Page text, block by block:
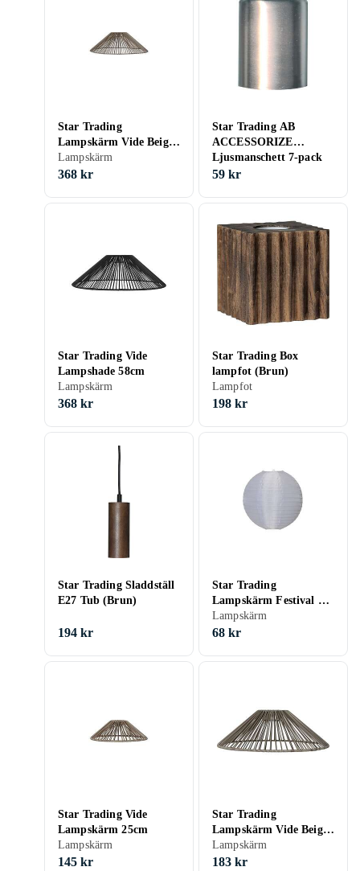
Star Trading
Lampskärm Vide Beige
(58 cm)
Lampskärm
368 kr
Star Trading AB
ACCESSORIZE
Ljusmanschett 7-pack
Borstad stålhylsa
59 kr
Star Trading Vide
Lampshade 58cm
Lampskärm
368 kr
Star Trading Box
lampfot (Brun)
Lampfot
198 kr
Star Trading Sladdställ
E27 Tub (Brun)
194 kr
Star Trading
Lampskärm Festival 40
cm Vit
Lampskärm
68 kr
Star Trading Vide
Lampskärm 25cm
Lampskärm
145 kr
Star Trading
Lampskärm Vide Beige
(38 cm)
Lampskärm
183 kr